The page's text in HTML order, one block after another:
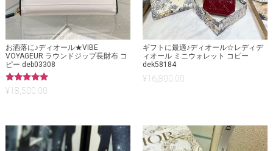
お洒落に♪ディオール★VIBE
VOYAGEUR ラウンドジップ長財布 コ
ピー deb03308
5段階中
5.00
¥18,500.00
ギフトに最適♪ディオール☆レディデ
ィオール ミニウォレット コピー
dek58184
¥16,800.00